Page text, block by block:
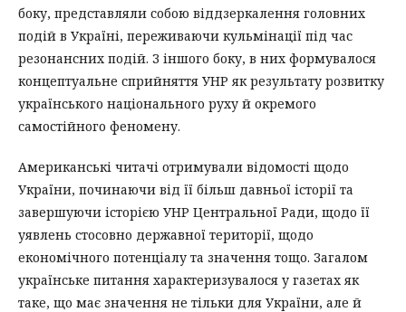
боку, представляли собою віддзеркалення головних
подій в Україні, переживаючи кульмінації під час
резонансних подій. З іншого боку, в них формувалося
концептуальне сприйняття УНР як результату розвитку
українського національного руху й окремого
самостійного феномену.
Американські читачі отримували відомості щодо
України, починаючи від її більш давньої історії та
завершуючи історією УНР Центральної Ради, щодо її
уявлень стосовно державної території, щодо
економічного потенціалу та значення тощо. Загалом
українське питання характеризувалося у газетах як
таке, що має значення не тільки для України, але й